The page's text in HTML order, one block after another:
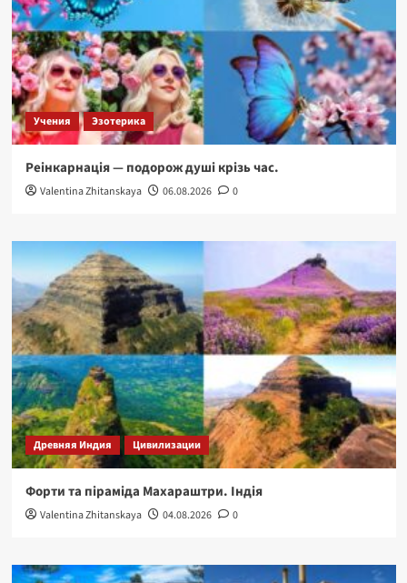
Учения Эзотерика
Реінкарнація — подорож душі крізь час.
Valentina Zhitanskaya 06.08.2026 0
Древняя Индия Цивилизации
Форти та піраміда Махараштри. Індія
Valentina Zhitanskaya 04.08.2026 0